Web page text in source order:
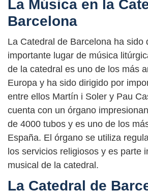
La Música en la
Barcelona
La Catedral de Barcelona ha sido
importante lugar de música
de la catedral es uno de los más
Europa y ha sido dirigido por
entre ellos Martín i Soler y Pau
cuenta con un órgano
de 4000 tubos y es uno de los
España. El órgano se utiliza
los servicios religiosos y es parte
musical de la catedral.
La Catedral de